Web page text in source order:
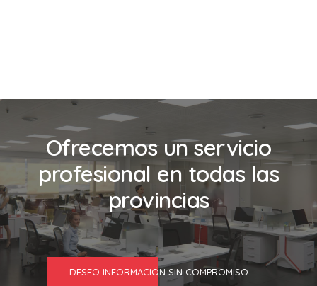
Ofrecemos un servicio
profesional en todas las
provincias
DESEO INFORMACIÓN SIN COMPROMISO